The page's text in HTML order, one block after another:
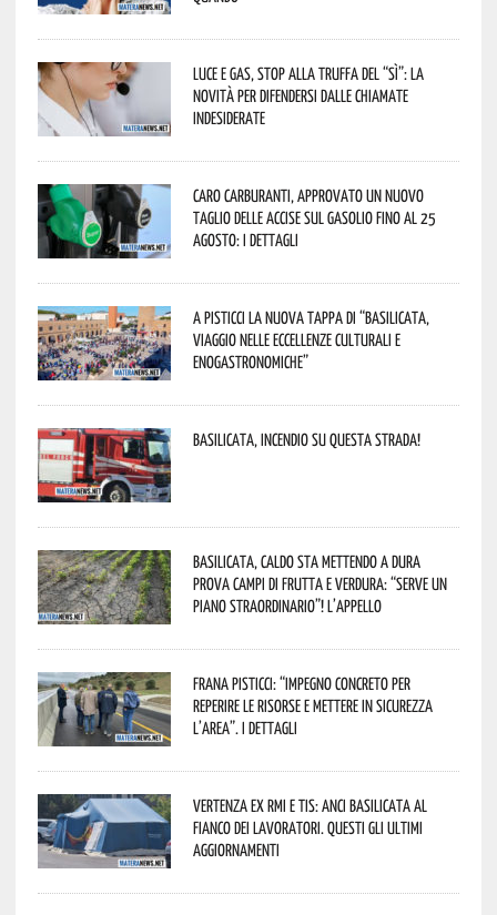
Luce e gas, stop alla truffa del “Sì”: la
novità per difendersi dalle chiamate
indesiderate
Caro carburanti, approvato un nuovo
taglio delle accise sul gasolio fino al 25
agosto: i dettagli
A Pisticci la nuova tappa di “Basilicata,
viaggio nelle eccellenze culturali e
enogastronomiche”
Basilicata, incendio su questa strada!
Basilicata, caldo sta mettendo a dura
prova campi di frutta e verdura: “Serve un
piano straordinario”! L’appello
Frana Pisticci: “Impegno concreto per
reperire le risorse e mettere in sicurezza
l’area”. I dettagli
Vertenza ex RMI e TIS: ANCI Basilicata al
fianco dei lavoratori. Questi gli ultimi
aggiornamenti